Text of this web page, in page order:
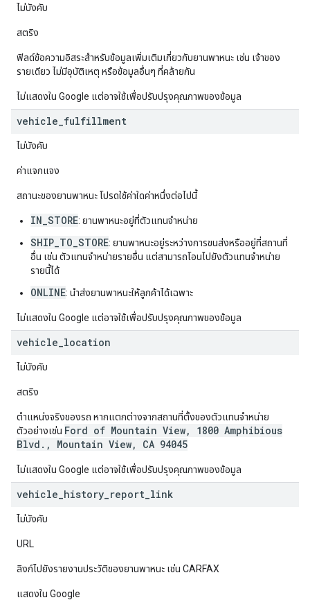
ไม่บังคับ
สตริง
ฟิลด์ข้อความอิสระสำหรับข้อมูลเพิ่มเติมเกี่ยวกับยานพาหนะ เช่น เจ้าของ
รายเดียว ไม่มีอุบัติเหตุ หรือข้อมูลอื่นๆ ที่คล้ายกัน
ไม่แสดงใน Google แต่อาจใช้เพื่อปรับปรุงคุณภาพของข้อมูล
vehicle fulfillment
ไม่บังคับ
ค่าแจกแจง
สถานะของยานพาหนะ โปรดใช้ค่าใดค่าหนึ่งต่อไปนี้
IN_STORE: ยานพาหนะอยู่ที่ตัวแทนจำหน่าย
SHIP_TO_STORE: ยานพาหนะอยู่ระหว่างการขนส่งหรืออยู่ที่สถานที่
อื่น เช่น ตัวแทนจำหน่ายรายอื่น แต่สามารถโอนไปยังตัวแทนจำหน่าย
รายนี้ได้
ONLINE: นำส่งยานพาหนะให้ลูกค้าได้เฉพาะ
ไม่แสดงใน Google แต่อาจใช้เพื่อปรับปรุงคุณภาพของข้อมูล
vehicle location
ไม่บังคับ
สตริง
ตำแหน่งจริงของรถ หากแตกต่างจากสถานที่ตั้งของตัวแทนจำหน่าย
ตัวอย่างเช่น Ford of Mountain View, 1800 Amphibious
Blvd., Mountain View, CA 94045
ไม่แสดงใน Google แต่อาจใช้เพื่อปรับปรุงคุณภาพของข้อมูล
vehicle history report link
ไม่บังคับ
URL
ลิงก์ไปยังรายงานประวัติของยานพาหนะ เช่น CARFAX
แสดงใน Google